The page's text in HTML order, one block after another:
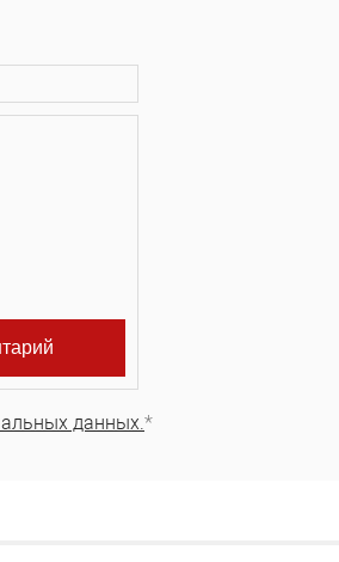
данных.*